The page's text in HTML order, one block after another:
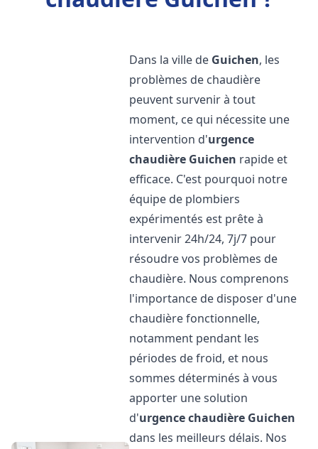
Dans la ville de Guichen, les
problèmes de chaudière
peuvent survenir à tout
moment, ce qui nécessite une
intervention d'urgence
chaudière Guichen rapide et
efficace. C'est pourquoi notre
équipe de plombiers
expérimentés est prête à
intervenir 24h/24, 7j/7 pour
résoudre vos problèmes de
chaudière. Nous comprenons
l'importance de disposer d'une
chaudière fonctionnelle,
notamment pendant les
périodes de froid, et nous
sommes déterminés à vous
apporter une solution
d'urgence chaudière Guichen
dans les meilleurs délais. Nos